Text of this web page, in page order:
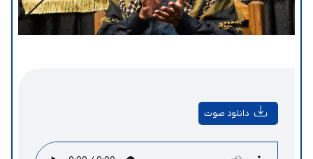
دانلود صوت